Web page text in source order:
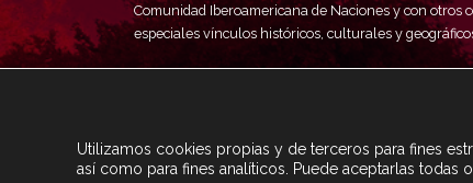
Comunidad Iberoamericana de Naciones y con otros
especiales vínculos históricos, culturales y
Utilizamos cookies propias y de terceros para fines
así como para fines analíticos. Puede aceptarlas